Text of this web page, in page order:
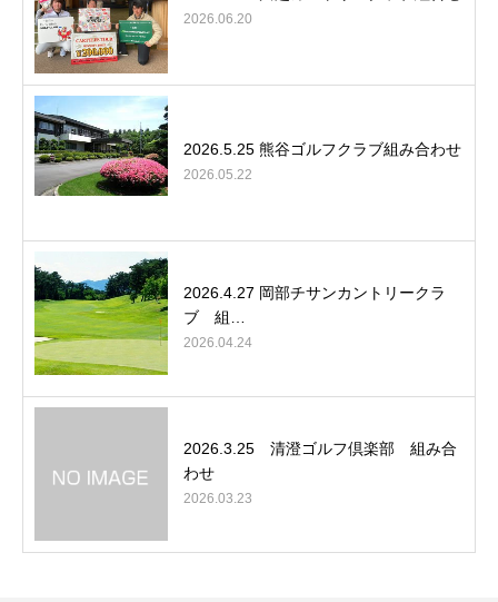
2026.06.20
2026.5.25 熊谷ゴルフクラブ組み合わせ
2026.05.22
2026.4.27 岡部チサンカントリークラ
ブ 組…
2026.04.24
2026.3.25 清澄ゴルフ倶楽部 組み合
わせ
2026.03.23